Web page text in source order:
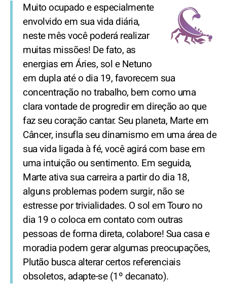
Muito ocupado e especialmente
envolvido em sua vida diária,
neste mês você poderá realizar
muitas missões! De fato, as
energias em Áries, sol e Netuno
em dupla até o dia 19, favorecem sua
concentração no trabalho, bem como uma
clara vontade de progredir em direção ao que
faz seu coração cantar. Seu planeta, Marte em
Câncer, insufla seu dinamismo em uma área de
sua vida ligada à fé, você agirá com base em
uma intuição ou sentimento. Em seguida,
Marte ativa sua carreira a partir do dia 18,
alguns problemas podem surgir, não se
estresse por trivialidades. O sol em Touro no
dia 19 o coloca em contato com outras
pessoas de forma direta, colabore! Sua casa e
moradia podem gerar algumas preocupações,
Plutão busca alterar certos referenciais
obsoletos, adapte-se (1º decanato).